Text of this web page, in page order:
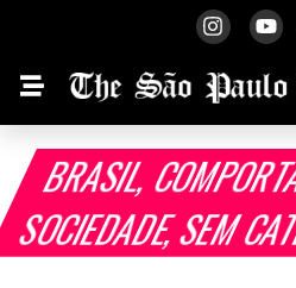
BRASIL
,
SOCIEDADE
,
SEM